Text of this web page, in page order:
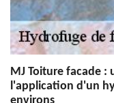
MJ Toiture facade
l'application d'un